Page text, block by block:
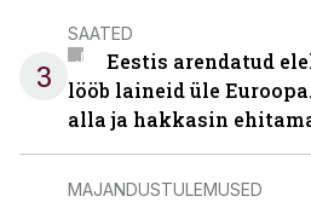
3
SAATED
Eestis arendatud
lööb laineid üle
alla ja hakkasin
MAJANDUSTULEMUSED